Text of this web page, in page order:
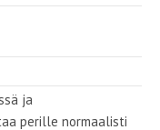
ja
perille normaalisti